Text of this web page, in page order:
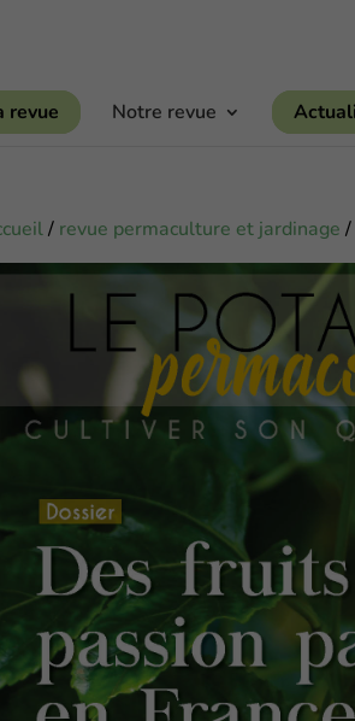
revue Notre revue
/ revue permaculture et jardinage